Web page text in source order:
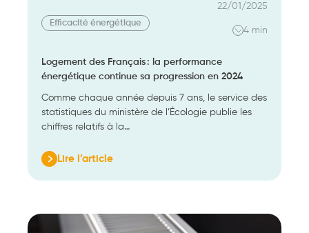
Efficacité énergétique
22/01/2025
4 min
Logement des Français : la performance
énergétique continue sa progression en 2024
Comme chaque année depuis 7 ans, le service des
statistiques du ministère de l’Écologie publie les
chiffres relatifs à la…
Lire l’article
:
Logement